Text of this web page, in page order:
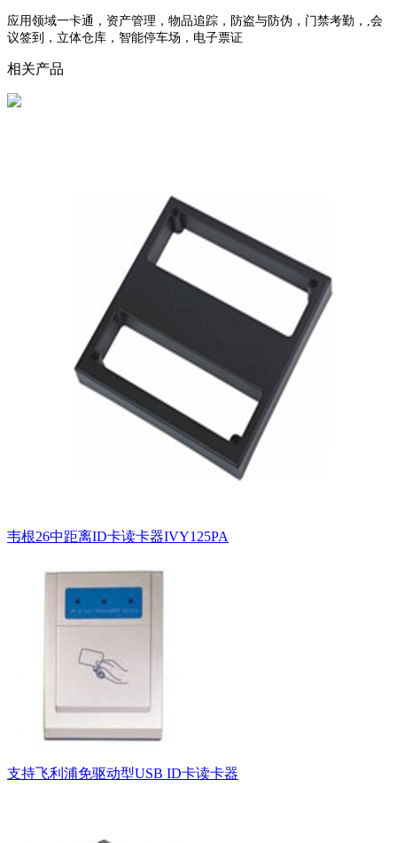
应用领域一卡通，资产管理，物品追踪，防盗与防伪，门禁考勤，,会
议签到，立体仓库，智能停车场，电子票证
相关产品
韦根26中距离ID卡读卡器IVY125PA
支持飞利浦免驱动型USB ID卡读卡器